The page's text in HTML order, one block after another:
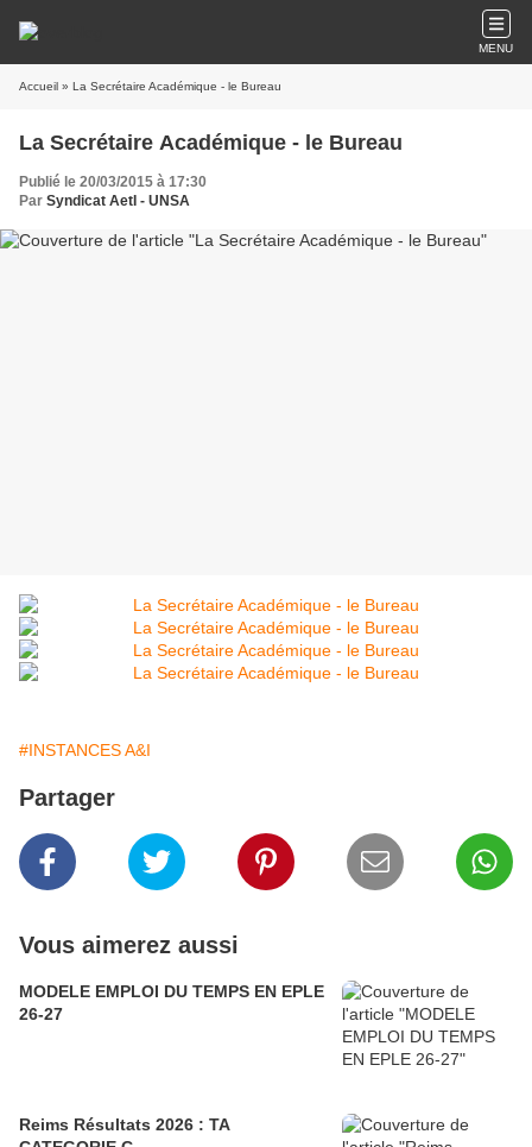
MENU
Accueil » La Secrétaire Académique - le Bureau
La Secrétaire Académique - le Bureau
Publié le 20/03/2015 à 17:30
Par Syndicat AetI - UNSA
#INSTANCES A&I
Partager
Vous aimerez aussi
MODELE EMPLOI DU TEMPS EN EPLE
26-27
Reims Résultats 2026 : TA